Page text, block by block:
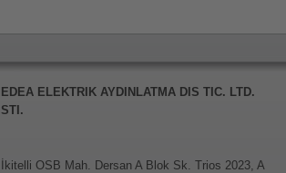
EDEA ELEKTRIK AYDINLATMA DIS TIC. LTD.
STI.
İkitelli OSB Mah. Dersan A Blok Sk. Trios 2023, A